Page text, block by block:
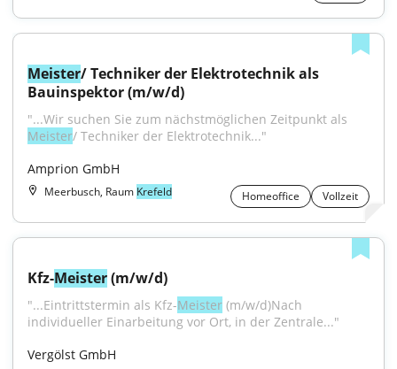
Meister/ Techniker der Elektrotechnik als
Bauinspektor (m/w/d)
Meister/ Techniker der Elektrotechnik..."
Amprion GmbH
Meerbusch, Raum Krefeld Homeoffice Vollzeit
Kfz-Meister (m/w/d)
"...Eintrittstermin als Kfz-Meister (m/w/d)Nach
individueller Einarbeitung vor Ort, in der Zentrale..."
Vergölst GmbH